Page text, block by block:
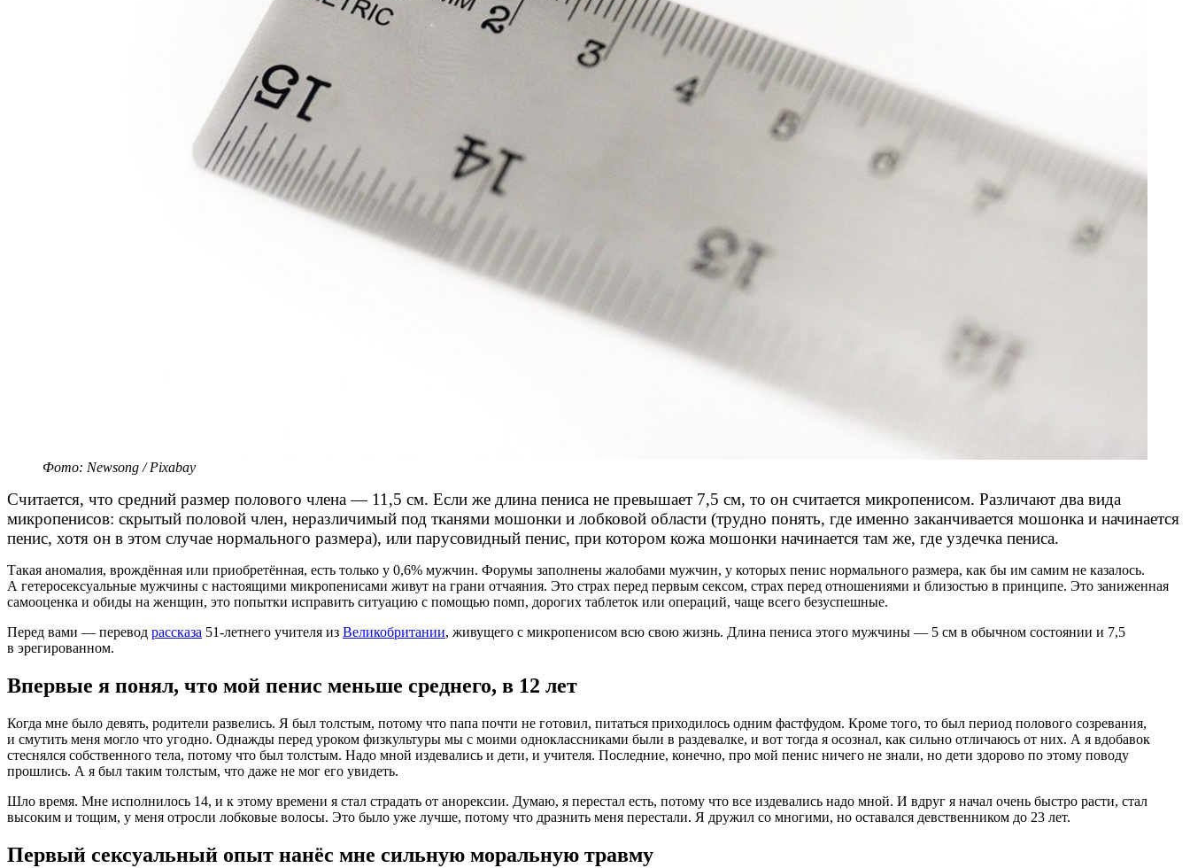
Фото: Newsong / Pixabay
Считается, что средний размер полового члена — 11,5 см. Если же длина пениса не превышает 7,5 см, то он считается микропенисом. Различают два вида
микропенисов: скрытый половой член, неразличимый под тканями мошонки и лобковой области (трудно понять, где именно заканчивается мошонка и начинается
пенис, хотя он в этом случае нормального размера), или парусовидный пенис, при котором кожа мошонки начинается там же, где уздечка пениса.
Такая аномалия, врождённая или приобретённая, есть только у 0,6% мужчин. Форумы заполнены жалобами мужчин, у которых пенис нормального размера, как бы им самим не казалось.
А гетеросексуальные мужчины с настоящими микропенисами живут на грани отчаяния. Это страх перед первым сексом, страх перед отношениями и близостью в принципе. Это заниженная
самооценка и обиды на женщин, это попытки исправить ситуацию с помощью помп, дорогих таблеток или операций, чаще всего безуспешные.
Перед вами — перевод рассказа 51-летнего учителя из Великобритании, живущего с микропенисом всю свою жизнь. Длина пениса этого мужчины — 5 см в обычном состоянии и 7,5
в эрегированном.
Впервые я понял, что мой пенис меньше среднего, в 12 лет
Когда мне было девять, родители развелись. Я был толстым, потому что папа почти не готовил, питаться приходилось одним фастфудом. Кроме того, то был период полового созревания,
и смутить меня могло что угодно. Однажды перед уроком физкультуры мы с моими одноклассниками были в раздевалке, и вот тогда я осознал, как сильно отличаюсь от них. А я вдобавок
стеснялся собственного тела, потому что был толстым. Надо мной издевались и дети, и учителя. Последние, конечно, про мой пенис ничего не знали, но дети здорово по этому поводу
прошлись. А я был таким толстым, что даже не мог его увидеть.
Шло время. Мне исполнилось 14, и к этому времени я стал страдать от анорексии. Думаю, я перестал есть, потому что все издевались надо мной. И вдруг я начал очень быстро расти, стал
высоким и тощим, у меня отросли лобковые волосы. Это было уже лучше, потому что дразнить меня перестали. Я дружил со многими, но оставался девственником до 23 лет.
Первый сексуальный опыт нанёс мне сильную моральную травму